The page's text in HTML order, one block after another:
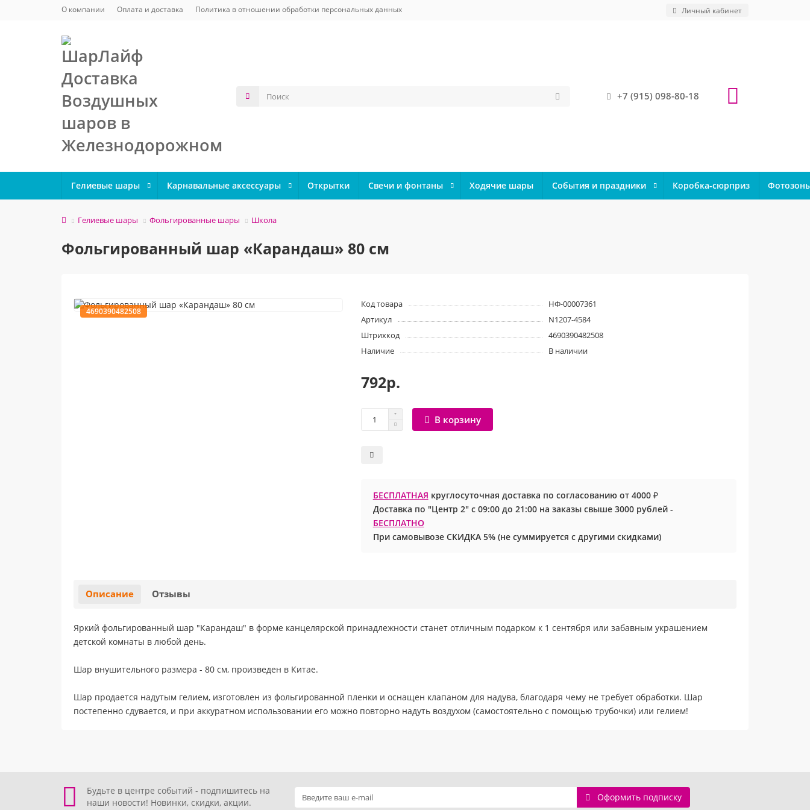
О компании Оплата и доставка Политика в отношении обработки персональных данных Личный кабинет
+7 (915) 098-80-18
Гелиевые шары Карнавальные аксессуары Открытки Свечи и фонтаны Ходячие шары События и праздники Коробка-сюрприз
Гелиевые шары Фольгированные шары Школа
Фольгированный шар «Карандаш» 80 см
4690390482508
Код товара
НФ-00007361
Артикул
N1207-4584
Штрихкод
4690390482508
Наличие
В наличии
792р.
В корзину
БЕСПЛАТНАЯ круглосуточная доставка по согласованию от 4000 ₽
Доставка по "Центр 2" с 09:00 до 21:00 на заказы свыше 3000 рублей -
БЕСПЛАТНО
При самовывозе СКИДКА 5% (не суммируется с другими скидками)
Описание Отзывы
Яркий фольгированный шар "Карандаш" в форме канцелярской принадлежности станет отличным подарком к 1 сентября или забавным украшением
детской комнаты в любой день.
Шар внушительного размера - 80 см, произведен в Китае.
Шар продается надутым гелием, изготовлен из фольгированной пленки и оснащен клапаном для надува, благодаря чему не требует обработки. Шар
постепенно сдувается, и при аккуратном использовании его можно повторно надуть воздухом (самостоятельно с помощью трубочки) или гелием!
Будьте в центре событий - подпишитесь на
наши новости! Новинки, скидки, акции.
Оформить подписку